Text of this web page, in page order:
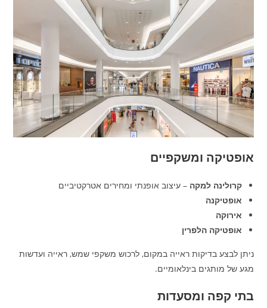
אופטיקה ומשקפיים
קרולינה למקה – עיצוב אופנתי ומחירים אטרקטיביים
אופטיקנה
אירוקה
אופטיקה הלפרין
ניתן לבצע בדיקות ראייה במקום, לרכוש משקפי שמש, ראייה ועדשות
מגע של מותגים בינלאומיים.
בתי קפה ומסעדות